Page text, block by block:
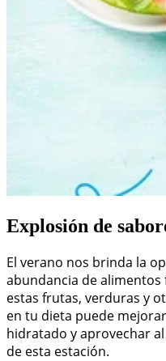
Explosión de
El verano nos brinda la
abundancia de
estas frutas, verduras y
en tu dieta puede
hidratado y aprovechar
de esta estación.